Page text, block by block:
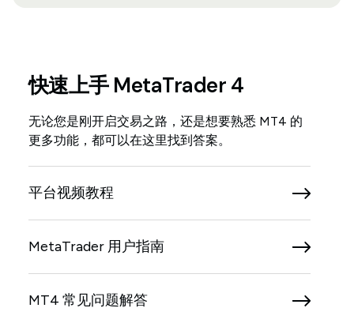
快速上手 MetaTrader 4
无论您是刚开启交易之路，还是想要熟悉 MT4 的
更多功能，都可以在这里找到答案。
平台视频教程
MetaTrader 用户指南
MT4 常见问题解答